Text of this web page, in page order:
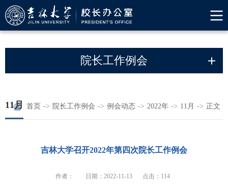
院长工作例会
11月 首页 -> 院长工作例会 -> 例会动态 -> 2022年 -> 11月 -> 正文
吉林大学召开2022年第四次院长工作例会
作者： 日期：2022-11-13 点击：114